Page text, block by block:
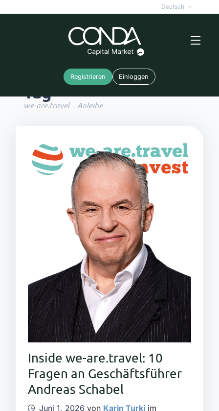
Deutsch
Registrieren Einloggen
Tag
we-are.travel – Anleihe
Inside we-are.travel: 10
Fragen an Geschäftsführer
Andreas Schabel
Juni 1, 2026 von Karin Turki im